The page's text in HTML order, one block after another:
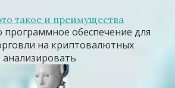
такое и преимущества
обеспечение для
на криптовалютных